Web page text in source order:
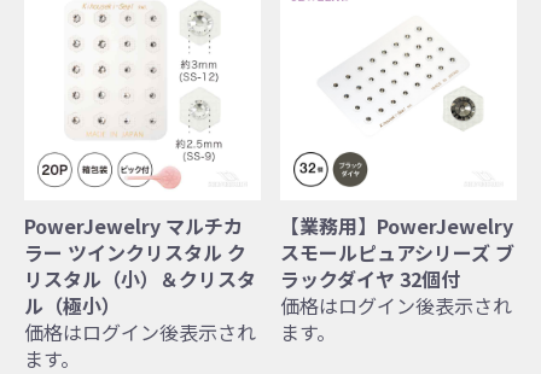
PowerJewelry マルチカ
ラー ツインクリスタル ク
リスタル（小）＆クリスタ
ル（極小）
価格はログイン後表示され
ます。
【業務用】PowerJewelry
スモールピュアシリーズ ブ
ラックダイヤ 32個付
価格はログイン後表示され
ます。